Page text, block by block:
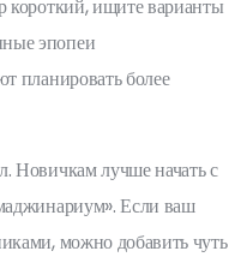
короткий, ищите варианты
эпопеи
планировать более
Новичкам лучше начать с
Если ваш
можно добавить чуть